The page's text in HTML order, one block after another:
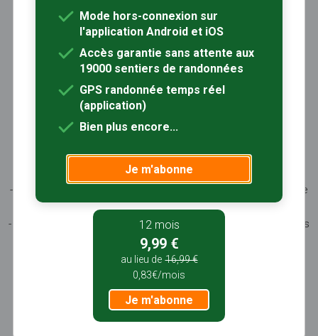
Inscription / Connexion
Abonnement Rando+ Calendrier randos
Sentiers-en-France, grâce aux nombreux circuits de
- les spécificités des terroirs (sites et milieux naturels,
patrimoine …)
- les producteurs locaux et les artisans, garants du savoir-faire
et du patrimoine
- ceux qui œuvrent à faire connaître tout ce patrimoine par des
manifestations culturelles
- ceux qui accueillent les touristes dans leur hébergement, à
leur table
Mode hors-connexion sur
l'application Android et iOS
Accès garantie sans attente aux
19000 sentiers de randonnées
GPS randonnée temps réel
(application)
Bien plus encore...
Je m'abonne
12 mois
9,99 €
au lieu de 16,99 €
0,83€/mois
Je m'abonne